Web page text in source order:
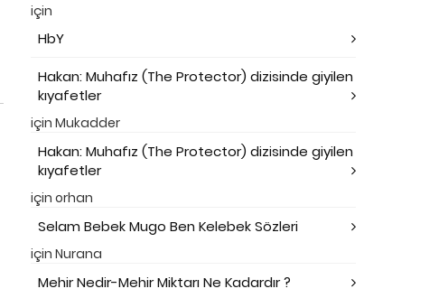
için
HbY
Hakan: Muhafız (The Protector) dizisinde giyilen
kıyafetler
için Mukadder
Hakan: Muhafız (The Protector) dizisinde giyilen
kıyafetler
için orhan
Selam Bebek Mugo Ben Kelebek Sözleri
için Nurana
Mehir Nedir-Mehir Miktarı Ne Kadardır ?